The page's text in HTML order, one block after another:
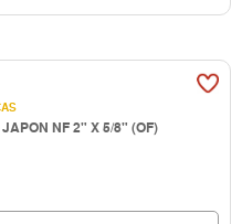
NF 2" X 5/8" (OF)